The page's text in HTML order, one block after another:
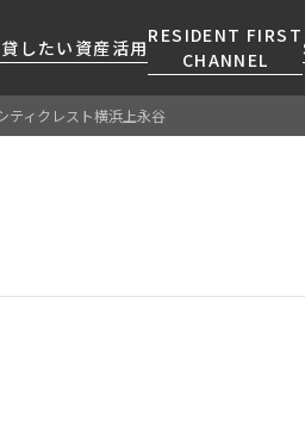
貸したい 資産活用
RESIDENT FIRST
CHANNEL
ティクレスト横浜上永谷